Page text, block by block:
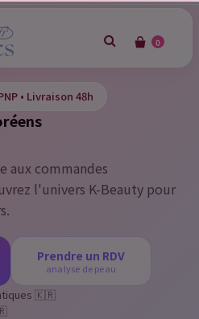
0
• Livraison 48h
aux commandes
l'univers K-Beauty pour
Prendre un RDV
analyse de peau
🇰🇷
save products in your wish